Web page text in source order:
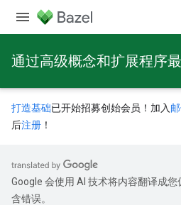
通过高级概念和扩展程序
打造基础已开始招募创始会员！加入
后注册 ！
Google 会使用 AI 技术将内容翻译成
含错误。